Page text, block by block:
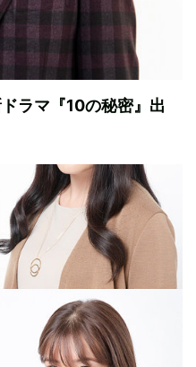
ラマ『10の秘密』出